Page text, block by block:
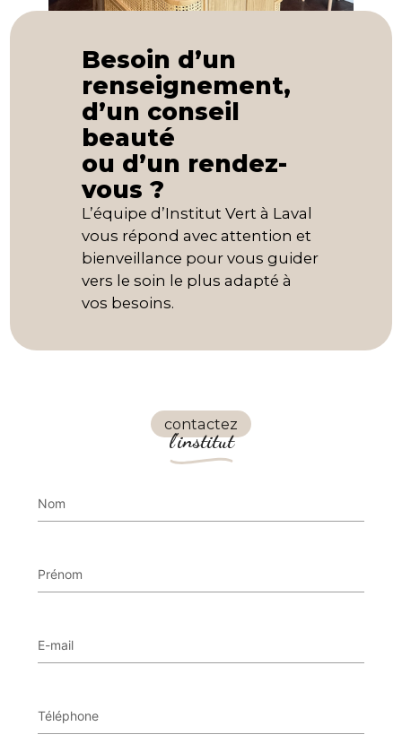
Besoin d’un
renseignement,
d’un conseil
beauté
ou d’un rendez-
vous ?
L’équipe d’Institut Vert à Laval
vous répond avec attention et
bienveillance pour vous guider
vers le soin le plus adapté à
vos besoins.
contactez
l'institut
Nom
Prénom
E-mail
Téléphone